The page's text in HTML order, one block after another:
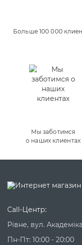
Больше 100 000
Мы заботимся
о наших клиентах
Call-Центр:
Рівне, вул.
Пн-Пт: 10:00 - 20:00